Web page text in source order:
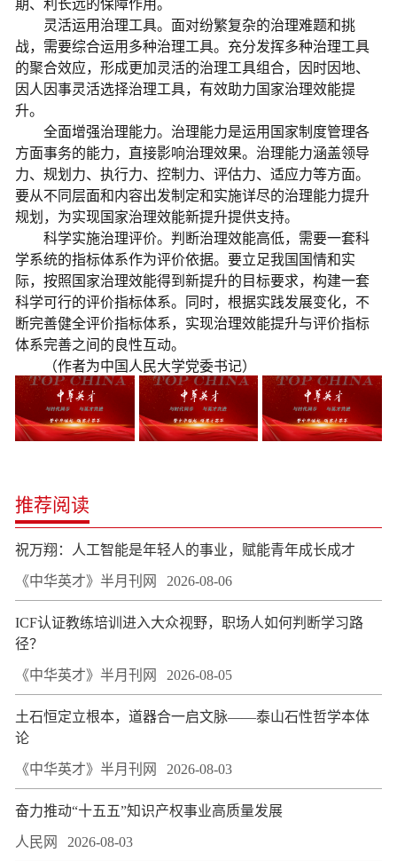
期、利长远的保障作用。
灵活运用治理工具。面对纷繁复杂的治理难题和挑
战，需要综合运用多种治理工具。充分发挥多种治理工具
的聚合效应，形成更加灵活的治理工具组合，因时因地、
因人因事灵活选择治理工具，有效助力国家治理效能提
升。
全面增强治理能力。治理能力是运用国家制度管理各
方面事务的能力，直接影响治理效果。治理能力涵盖领导
力、规划力、执行力、控制力、评估力、适应力等方面。
要从不同层面和内容出发制定和实施详尽的治理能力提升
规划，为实现国家治理效能新提升提供支持。
科学实施治理评价。判断治理效能高低，需要一套科
学系统的指标体系作为评价依据。要立足我国国情和实
际，按照国家治理效能得到新提升的目标要求，构建一套
科学可行的评价指标体系。同时，根据实践发展变化，不
断完善健全评价指标体系，实现治理效能提升与评价指标
体系完善之间的良性互动。
（作者为中国人民大学党委书记）
推荐阅读
祝万翔：人工智能是年轻人的事业，赋能青年成长成才
《中华英才》半月刊网 2026-08-06
ICF认证教练培训进入大众视野，职场人如何判断学习路
径？
《中华英才》半月刊网 2026-08-05
土石恒定立根本，道器合一启文脉——泰山石性哲学本体
论
《中华英才》半月刊网 2026-08-03
奋力推动“十五五”知识产权事业高质量发展
人民网 2026-08-03